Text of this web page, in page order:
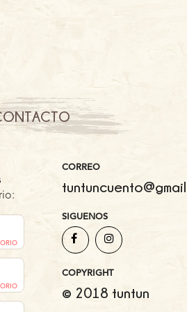
CORREO
SIGUENOS
COPYRIGHT
© 2018 tuntun